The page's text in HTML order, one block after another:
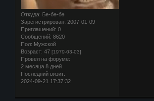
Откуда: Бе-бе-бе
Зарегистрирован: 2007-01-09
Приглашений: 0
Сообщений: 8620
Пол: Мужской
Возраст: 47 [1979-03-03]
Провел на форуме:
2 месяца 8 дней
Последний визит:
2024-09-21 17:37:32